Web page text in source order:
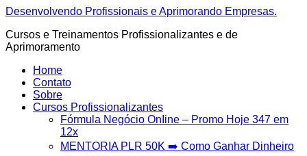
Ir
o
conteúdo
Desenvolvendo Profissionais e Aprimorando Empresas.
Cursos e Treinamentos Profissionalizantes e de
Aprimoramento
Home
Contato
Sobre
Cursos Profissionalizantes
Fórmula Negócio OnIine – Promo Hoje 347 em
12x
MENTORIA PLR 50K ➡️ Como Ganhar Dinheiro